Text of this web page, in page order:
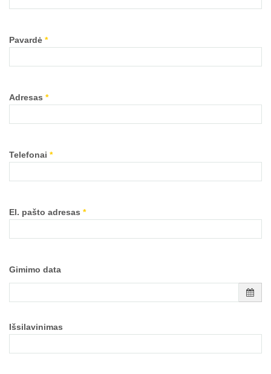
Pavardė *
Adresas *
Telefonai *
El. pašto adresas *
Gimimo data
Išsilavinimas